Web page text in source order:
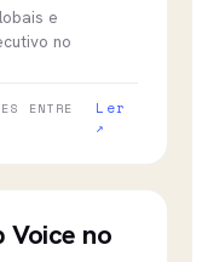
e
no
ENTRE
Ler
↗
Voice no